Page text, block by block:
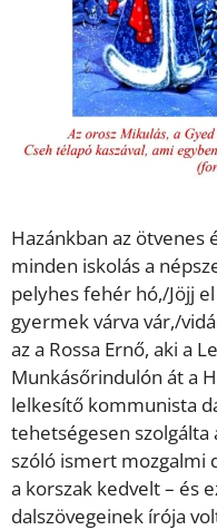
Hazánkban az ötvenes
minden iskolás a
pelyhes fehér hó,/Jöjj
gyermek várva vár,/
az a Rossa Ernő, aki a
Munkásőrindulón át a
lelkesítő kommunista
tehetségesen
szóló ismert mozgalmi
a korszak kedvelt – és
dalszövegeinek írója